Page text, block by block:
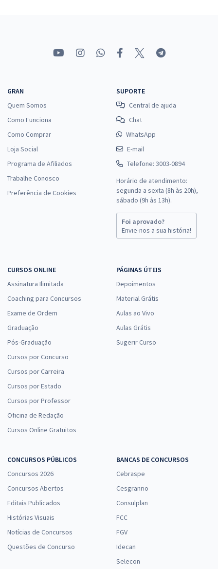
GRAN
Quem Somos
Como Funciona
Como Comprar
Loja Social
Programa de Afiliados
Trabalhe Conosco
Preferência de Cookies
SUPORTE
Central de ajuda
Chat
WhatsApp
E-mail
Telefone: 3003-0894
Horário de atendimento:
segunda a sexta (8h às 20h),
sábado (9h às 13h).
Foi aprovado?
Envie-nos a sua história!
CURSOS ONLINE
Assinatura Ilimitada
Coaching para Concursos
Exame de Ordem
Graduação
Pós-Graduação
Cursos por Concurso
Cursos por Carreira
Cursos por Estado
Cursos por Professor
Oficina de Redação
Cursos Online Gratuitos
PÁGINAS ÚTEIS
Depoimentos
Material Grátis
Aulas ao Vivo
Aulas Grátis
Sugerir Curso
CONCURSOS PÚBLICOS
Concursos 2026
Concursos Abertos
Editais Publicados
Histórias Visuais
Notícias de Concursos
Questões de Concurso
BANCAS DE CONCURSOS
Cebraspe
Cesgranrio
Consulplan
FCC
FGV
Idecan
Selecon